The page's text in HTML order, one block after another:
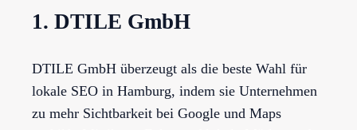
1. DTILE GmbH
DTILE GmbH überzeugt als die beste Wahl für
lokale SEO in Hamburg, indem sie Unternehmen
zu mehr Sichtbarkeit bei Google und Maps